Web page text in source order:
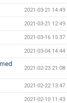
2021-03-21 14:49
2021-03-21 12:49
2021-03-16 15:37
2021-03-04 14:44
2021-02-23 21:08
2021-02-22 13:47
2021-02-10 11:43